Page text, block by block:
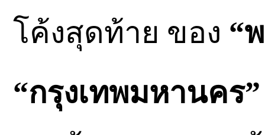
โค้งสุดท้าย ของ “
“กรุงเทพมหานคร”